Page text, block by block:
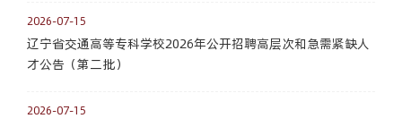
2026-07-15
辽宁省交通高等专科学校2026年公开招聘高层次和急需紧缺人
才公告（第二批）
2026-07-15